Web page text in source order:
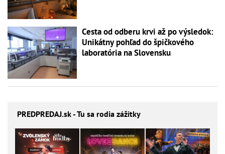
Cesta od odberu krvi až po výsledok:
Unikátny pohľad do špičkového
laboratória na Slovensku
PREDPREDAJ.sk - Tu sa rodia zážitky